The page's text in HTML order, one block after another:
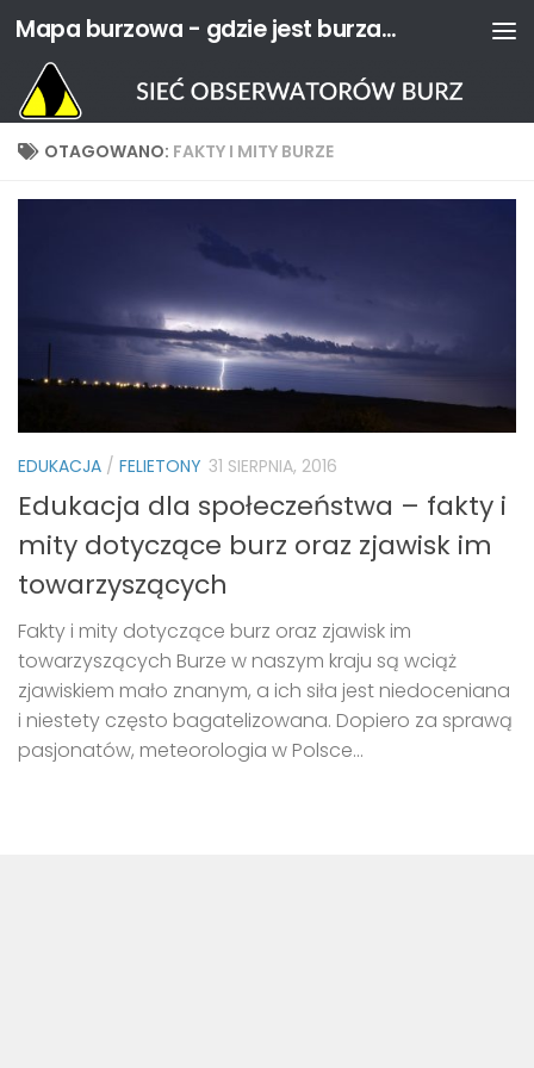
Przejdź do treści Mapa burzowa - gdzie jest burza? | Sieć Obserwatorów Burz
OTAGOWANO: FAKTY I MITY BURZE
EDUKACJA / FELIETONY 31 SIERPNIA, 2016
Edukacja dla społeczeństwa – fakty i
mity dotyczące burz oraz zjawisk im
towarzyszących
Fakty i mity dotyczące burz oraz zjawisk im
towarzyszących Burze w naszym kraju są wciąż
zjawiskiem mało znanym, a ich siła jest niedoceniana
i niestety często bagatelizowana. Dopiero za sprawą
pasjonatów, meteorologia w Polsce...